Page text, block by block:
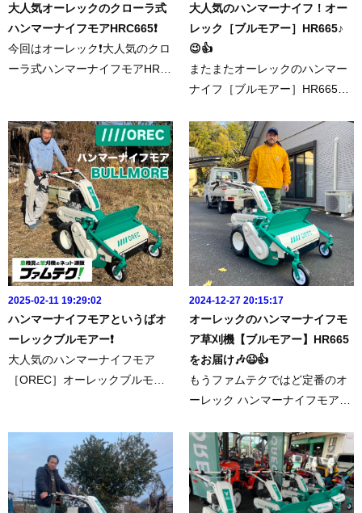
大人気オーレックのクローラ式
ハンマーナイフモアHRC665❗️
今回はオーレック❗️大人気のクロ
ーラ式ハンマーナイフモアHRC
s://www.famtec.jp/shopping/10/
クローラー式だから軟弱地・不
整地での推進力と旋回性を...
大人気のハンマーナイフ！オー
レック［ブルモアー］HR665♪
😉👍
またまたオーレックのハンマー
ナイフ［ブルモアー］HR665を
✨▶️今回の商品はこちらからhttp
s://www.famtec.jp/shopping/2/こ
こは枯れ草を処理して、畑にす
る予定🎵良い畑になると良い...
2025-02-11 19:29:02
ハンマーナイフモアというばオ
ーレックブルモアー❗️
大人気のハンマーナイフモア
［OREC］オーレックブルモア
使いやすい草刈機です👍▶今回
の商品はこちらhttps://www.famt
ec.jp/shopping/2/この季節は枯
れ草の...
2024-12-27 20:15:17
オーレックのハンマーナイフモ
ア草刈機【ブルモアー】HR665
をお届け🎶😉👍
もうファムテクではど定番のオ
ーレック ハンマーナイフモア
に🎶😉👍ハンマーナイフは、冬
の時期は枯れ草処理でも大活躍
してくれます。結局1年中お役に
立てる草刈機ですね😉👍この度